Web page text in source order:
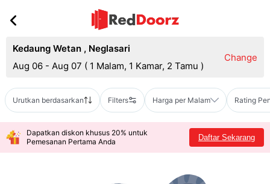
Kedaung Wetan , Neglasari
Aug 06 - Aug 07 ( 1 Malam, 1 Kamar, 2 Tamu )
Change
Urutkan berdasarkan Filters Harga per Malam Rating
Dapatkan diskon khusus 20% untuk
Pemesanan Pertama Anda
Daftar Sekarang